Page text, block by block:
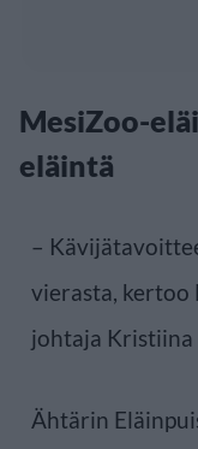
MesiZoo-
eläintä
–
vierasta, kertoo
johtaja Kristiina
Ähtärin